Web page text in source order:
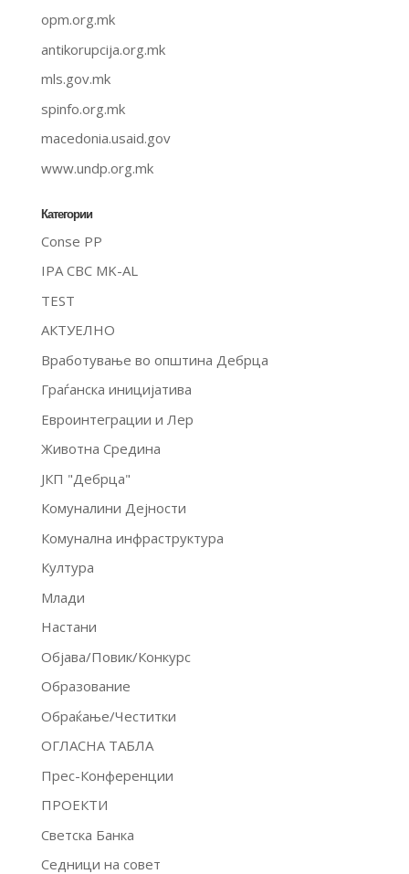
opm.org.mk
antikorupcija.org.mk
mls.gov.mk
spinfo.org.mk
macedonia.usaid.gov
www.undp.org.mk
Категории
Conse PP
IPA CBC MK-AL
TEST
АКТУЕЛНО
Вработување во општина Дебрца
Граѓанска иницијатива
Евроинтеграции и Лер
Животна Средина
ЈКП "Дебрца"
Комуналини Дејности
Комунална инфраструктура
Култура
Млади
Настани
Објава/Повик/Конкурс
Образование
Обраќање/Честитки
ОГЛАСНА ТАБЛА
Прес-Конференции
ПРОЕКТИ
Светска Банка
Седници на совет